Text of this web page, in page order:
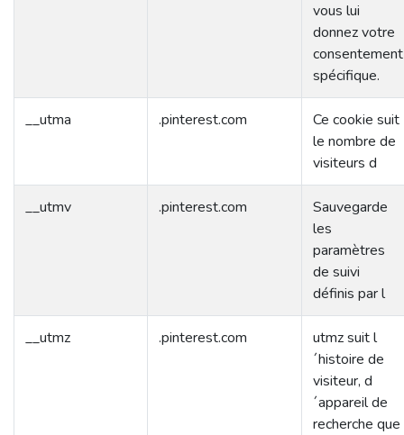
vous lui
donnez votre
consentement
spécifique.
__utma .pinterest.com
Ce cookie suit
le nombre de
visiteurs d
__utmv .pinterest.com
Sauvegarde
les
paramètres
de suivi
définis par l
__utmz .pinterest.com
utmz suit l
´histoire de
visiteur, d
´appareil de
recherche que